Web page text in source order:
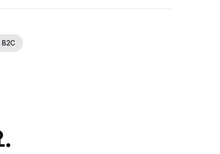
B2C